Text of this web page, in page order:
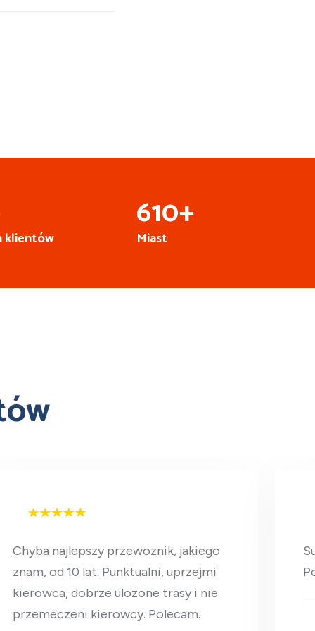
klientów
668+
Miast
Chyba najlepszy przewoznik, jakiego
znam, od 10 lat. Punktualni, uprzejmi
kierowca, dobrze ulozone trasy i nie
przemeczeni kierowcy. Polecam.